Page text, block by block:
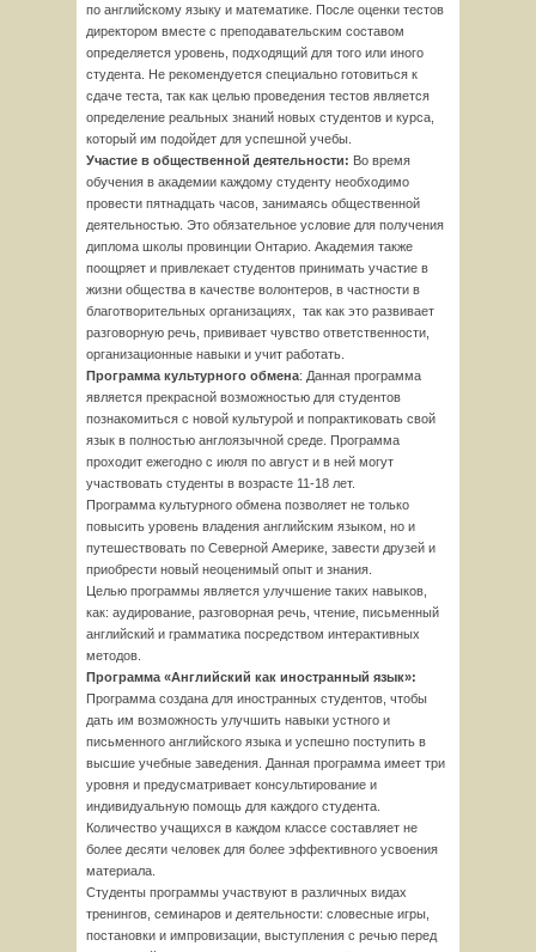
по английскому языку и математике. После оценки тестов
директором вместе с преподавательским составом
определяется уровень, подходящий для того или иного
студента. Не рекомендуется специально готовиться к
сдаче теста, так как целью проведения тестов является
определение реальных знаний новых студентов и курса,
который им подойдет для успешной учебы.
Участие в общественной деятельности: Во время
обучения в академии каждому студенту необходимо
провести пятнадцать часов, занимаясь общественной
деятельностью. Это обязательное условие для получения
диплома школы провинции Онтарио. Академия также
поощряет и привлекает студентов принимать участие в
жизни общества в качестве волонтеров, в частности в
благотворительных организациях, так как это развивает
разговорную речь, прививает чувство ответственности,
организационные навыки и учит работать.
Программа культурного обмена: Данная программа
является прекрасной возможностью для студентов
познакомиться с новой культурой и попрактиковать свой
язык в полностью англоязычной среде. Программа
проходит ежегодно с июля по август и в ней могут
участвовать студенты в возрасте 11-18 лет.
Программа культурного обмена позволяет не только
повысить уровень владения английским языком, но и
путешествовать по Северной Америке, завести друзей и
приобрести новый неоценимый опыт и знания.
Целью программы является улучшение таких навыков,
как: аудирование, разговорная речь, чтение, письменный
английский и грамматика посредством интерактивных
методов.
Программа «Английский как иностранный язык»:
Программа создана для иностранных студентов, чтобы
дать им возможность улучшить навыки устного и
письменного английского языка и успешно поступить в
высшие учебные заведения. Данная программа имеет три
уровня и предусматривает консультирование и
индивидуальную помощь для каждого студента.
Количество учащихся в каждом классе составляет не
более десяти человек для более эффективного усвоения
материала.
Студенты программы участвуют в различных видах
тренингов, семинаров и деятельности: словесные игры,
постановки и импровизации, выступления с речью перед